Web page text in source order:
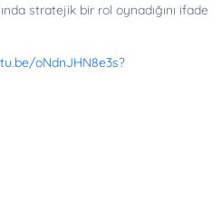
stratejik bir rol oynadığını ifade
oNdnJHN8e3s?